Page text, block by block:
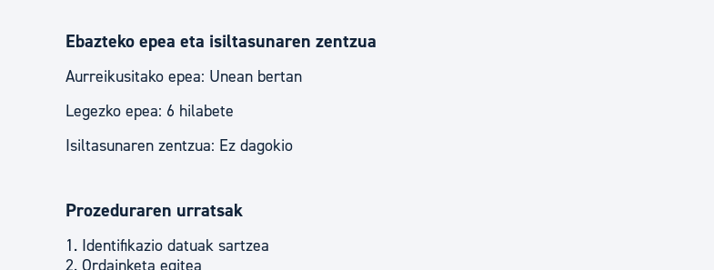
Ebazteko epea eta isiltasunaren zentzua
Aurreikusitako epea: Unean bertan
Legezko epea: 6 hilabete
Isiltasunaren zentzua: Ez dagokio
Prozeduraren urratsak
1. Identifikazio datuak sartzea
2. Ordainketa egitea